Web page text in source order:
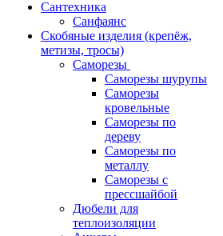
Сантехника
Санфаянс
Скобяные изделия (крепёж,
метизы, тросы)
Саморезы
Саморезы шурупы
Саморезы
кровельные
Саморезы по
дереву
Саморезы по
металлу
Саморезы с
прессшайбой
Дюбели для
теплоизоляции